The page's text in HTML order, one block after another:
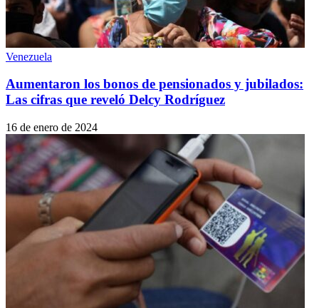
Venezuela
Aumentaron los bonos de pensionados y jubilados:
Las cifras que reveló Delcy Rodríguez
16 de enero de 2024